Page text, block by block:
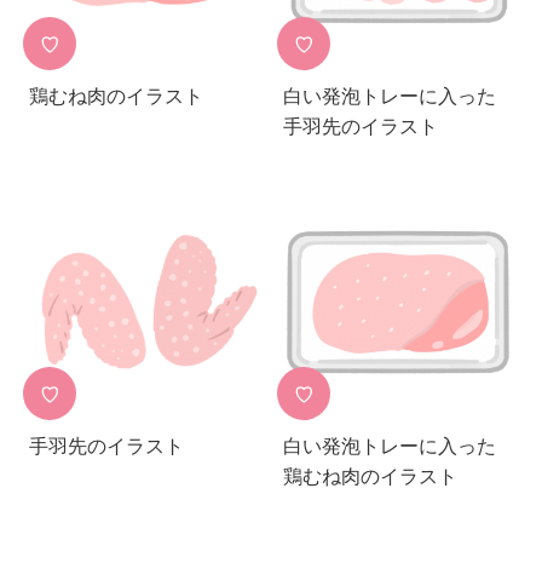
♡
鶏むね肉のイラスト
♡
白い発泡トレーに入った
手羽先のイラスト
♡
手羽先のイラスト
♡
白い発泡トレーに入った
鶏むね肉のイラスト